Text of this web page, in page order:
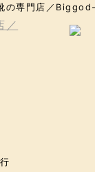
の専門店／